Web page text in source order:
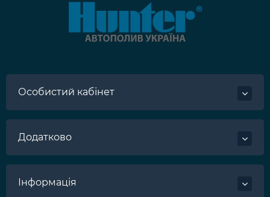
Особистий кабінет
Додатково
Інформація